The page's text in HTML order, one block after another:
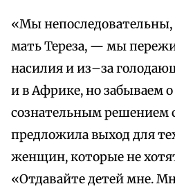
«Мы
мать Тереза, — мы
насилия и из–за
и в Африке, но забываем
сознательным решением
предложила выход для
женщин, которые не
«Отдавайте детей мне.